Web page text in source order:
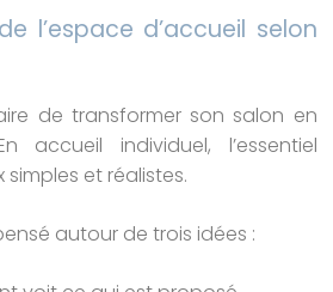
l’espace d’accueil selon
de transformer son salon en
accueil individuel, l’essentiel
et réalistes.
autour de trois idées :